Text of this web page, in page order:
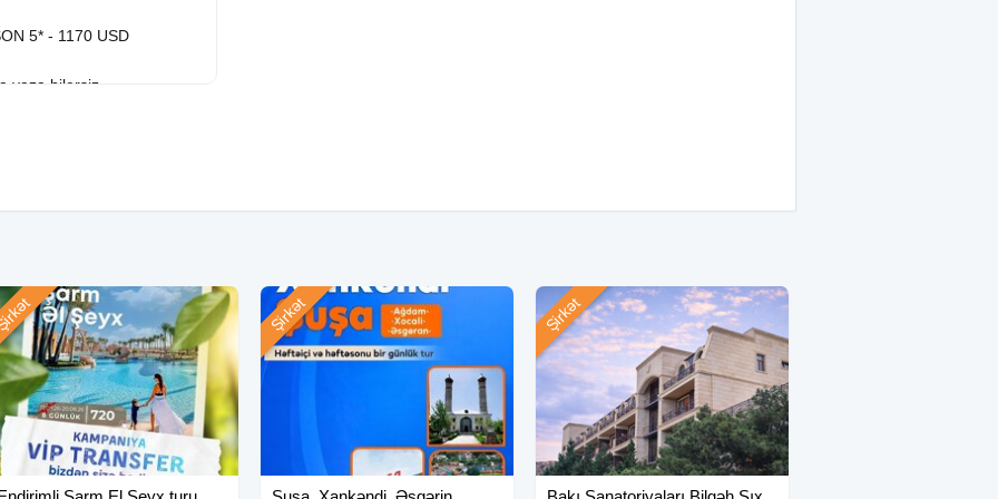
5* - 1170 USD
yaza bilersiz
Şirkət Şirkət